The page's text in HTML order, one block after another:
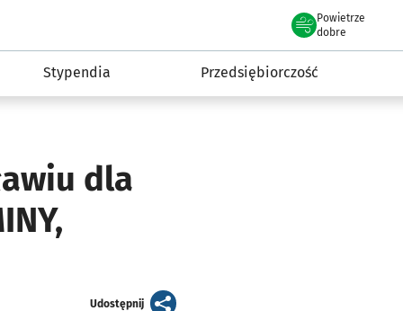
Powietrze
we Wrocławiu
dobre
JAKOŚĆ POWIETRZA
Stypendia Przedsiębiorczość
dla
Udostępnijartykuł